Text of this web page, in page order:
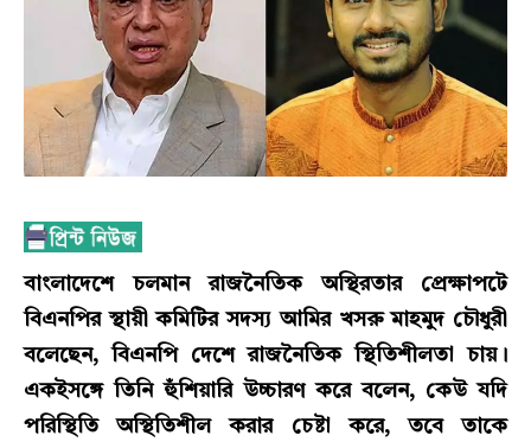
বাংলাদেশে চলমান রাজনৈতিক অস্থিরতার প্রেক্ষাপটে
বিএনপির স্থায়ী কমিটির সদস্য আমির খসরু মাহমুদ চৌধুরী
বলেছেন, বিএনপি দেশে রাজনৈতিক স্থিতিশীলতা চায়।
একইসঙ্গে তিনি হুঁশিয়ারি উচ্চারণ করে বলেন, কেউ যদি
পরিস্থিতি অস্থিতিশীল করার চেষ্টা করে, তবে তাকে